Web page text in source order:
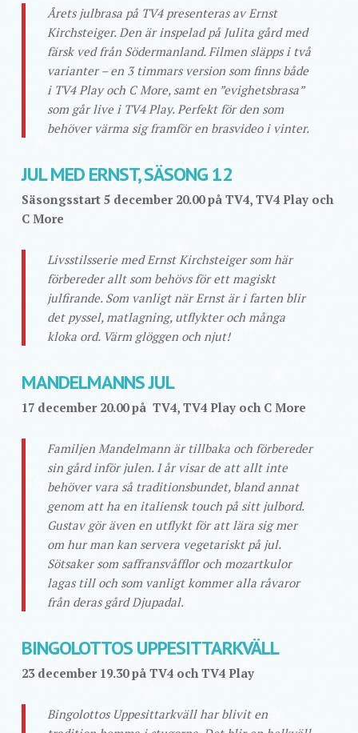
Årets julbrasa på TV4 presenteras av Ernst
Kirchsteiger. Den är inspelad på Julita gård med
färsk ved från Södermanland. Filmen släpps i två
varianter – en 3 timmars version som finns både
i TV4 Play och C More, samt en ”evighetsbrasa”
som går live i TV4 Play. Perfekt för den som
behöver värma sig framför en brasvideo i vinter.
JUL MED ERNST, SÄSONG 12
Säsongsstart 5 december 20.00 på TV4, TV4 Play och
C More
Livsstilsserie med Ernst Kirchsteiger som här
förbereder allt som behövs för ett magiskt
julfirande. Som vanligt när Ernst är i farten blir
det pyssel, matlagning, utflykter och många
kloka ord. Värm glöggen och njut!
MANDELMANNS JUL
17 december 20.00 på TV4, TV4 Play och C More
Familjen Mandelmann är tillbaka och förbereder
sin gård inför julen. I år visar de att allt inte
behöver vara så traditionsbundet, bland annat
genom att ha en italiensk touch på sitt julbord.
Gustav gör även en utflykt för att lära sig mer
om hur man kan servera vegetariskt på jul.
Sötsaker som saffransvåfflor och mozartkulor
lagas till och som vanligt kommer alla råvaror
från deras gård Djupadal.
BINGOLOTTOS UPPESITTARKVÄLL
23 december 19.30 på TV4 och TV4 Play
Bingolottos Uppesittarkväll har blivit en